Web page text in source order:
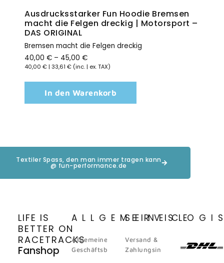
Ausdrucksstarker Fun Hoodie Bremsen
macht die Felgen dreckig | Motorsport –
DAS ORIGINAL
Bremsen macht die Felgen dreckig
40,00€ – 45,00€
40,00€ |33,61€ (inc. | ex. TAX)
In den Warenkorb
Textiler Spass, den man immer tragen kann
@ fun-performance.de
LIFE IS
BETTER ON
RACETRACKS
Fanshop
ALLGEMEINES
Allgemeine
Geschäftsbedingungen
SERVICE
Versand &
Zahlungsinformation